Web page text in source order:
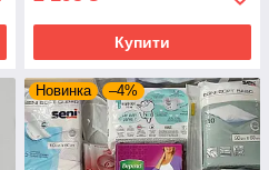
Купити
Новинка –4%